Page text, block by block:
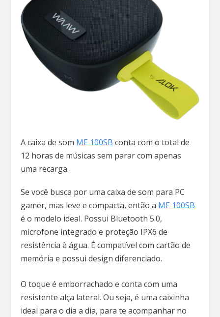
A caixa de som ME 100SB conta com o total de
12 horas de músicas sem parar com apenas
uma recarga.
Se você busca por uma caixa de som para PC
gamer, mas leve e compacta, então a ME 100SB
é o modelo ideal. Possui Bluetooth 5.0,
microfone integrado e proteção IPX6 de
resistência à água. É compatível com cartão de
memória e possui design diferenciado.
O toque é emborrachado e conta com uma
resistente alça lateral. Ou seja, é uma caixinha
ideal para o dia a dia, para te acompanhar no